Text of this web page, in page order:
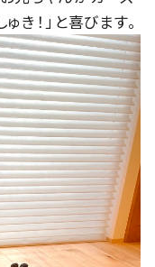
き！」と喜びます。